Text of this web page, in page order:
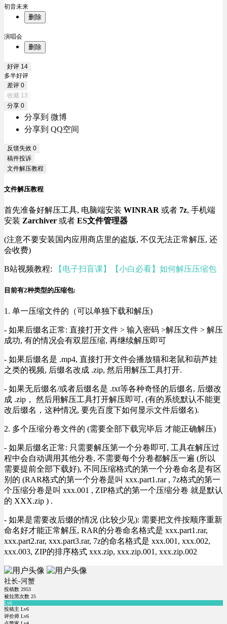
初音未来
删除
演唱会
删除
好评 14
多半好评
差评 0
收藏 13
分享 0
分享到 微博
分享到 QQ空间
反馈失效 0
稿件投诉
文件解压教程
文件解压教程
首先准备好解压工具, 电脑端安装 WINRAR 或者 7z, 手机端
安装 Zarchiver 或者 ES文件管理器
(注意不要安装国内应用商店里的盗版, 不仅无法正常解压, 还
会收费)
B站视频教程: 【电子扫盲课】【小白必看】如何解压压缩包
目前有2种类型的压缩包:
1. 单一压缩文件的（可以单独下载和解压)
- 如果后缀名正常: 直接打开文件 > 输入密码 >解压文件 > 解压
成功, 有的情况会有双层压缩, 再继续解压即可
- 如果后缀名是 .mp4, 直接打开文件会播放猫和老鼠和葫芦娃
之类的视频, 后缀名改成 .zip, 然后用解压工具打开.
- 如果无后缀名/或者后缀名是 .txt等各种奇怪的后缀名, 后缀改
成 .zip， 然后用解压工具打开解压即可, (有的系统默认不能更
改后缀名，这种情况, 要先百度下如何显示文件后缀名).
2. 多个压缩分卷文件的 (需要全部下载完毕后 才能正确解压)
- 如果后缀名正常: 只需要解压第一个分卷即可, 工具在解压过
程中会自动调用其他分卷, 不需要每个分卷都解压一遍 (所以
需要提前全部下载好), 不同压缩格式的第一个分卷命名是有区
别的 (RAR格式的第一个分卷是叫 xxx.part1.rar , 7z格式的第一
个压缩分卷是叫 xxx.001 , ZIP格式的第一个压缩分卷 就是默认
的 XXX.zip ) .
- 如果是需要改后缀的情况 (比较少见): 需要把文件按顺序重新
命名好才能正常解压, RAR的分卷命名格式是 xxx.part1.rar,
xxx.part2.rar, xxx.part3.rar, 7z的命名格式是 xxx.001, xxx.002,
xxx.003, ZIP的排序格式 xxx.zip, xxx.zip.001, xxx.zip.002
社长-河蟹
投稿数 2953
被拉黑次数 25
Lv6
投稿主 Lv6
评价师 Lv6